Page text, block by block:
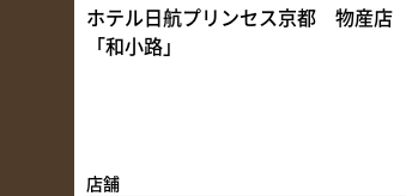
ホテル日航プリンセス京都 物産店
「和小路」
店舗